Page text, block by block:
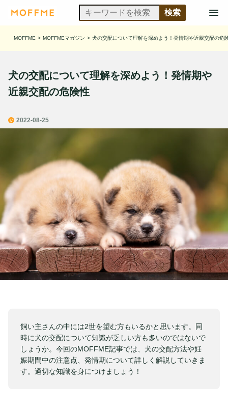
MOFFME > MOFFMEマガジン > 犬の交配について理解を深めよう！発情期や近親交配の危
犬の交配について理解を深めよう！発情期や
近親交配の危険性
2022-08-25
飼い主さんの中には2世を望む方もいるかと思います。同
時に犬の交配について知識が乏しい方も多いのではないで
しょうか。今回のMOFFME記事では、犬の交配方法や妊
娠期間中の注意点、発情期について詳しく解説していきま
す。適切な知識を身につけましょう！